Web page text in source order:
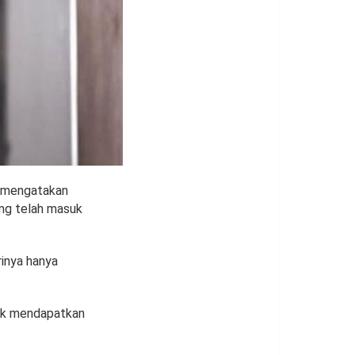
telah masuk
hanya
mendapatkan